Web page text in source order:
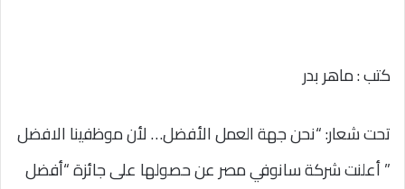
كتب : ماهر بدر
تحت شعار: “نحن جهة العمل الأفضل… لأن موظفينا الافضل
” أعلنت شركة سانوفي مصر عن حصولها على جائزة “أفضل